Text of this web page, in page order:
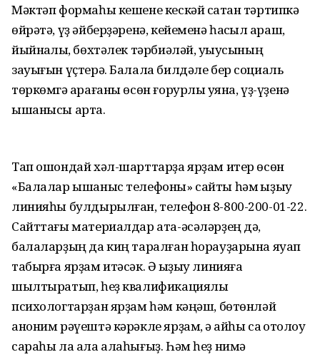
Мәктәп формаһы кешене кескәй саҡтан тәртипкә
өйрәтә, үҙ әйберҙәренә, кейеменә һаҡсыл ҡараш,
йыйнаҡлыҡ, бөхтәлек тәрбиәләй, уҡыусының
зауығын үҫтерә. Балала билдәле бер социаль
төркөмгә ҡарағаны өсөн ғорурлыҡ уяна, үҙ-үҙенә
ышанысы арта.
Тап ошондай хәл-шарттарҙа ярҙам итер өсөн
«Балалар ышаныс телефоны» сайты һәм ҡыҙыу
линияһы булдырылған, телефон 8-800-200-01-22.
Сайттағы материалдар ата-әсәләрҙең дә,
балаларҙың да киң таралған һорауҙарына яуап
табырға ярҙам итәсәк. Ә ҡыҙыу линияға
шылтыратып, һеҙ квалификациялы
психологтарҙан ярҙам һәм кәңәш, бөтөнләй
аноним рәүештә кәрәкле ярҙам, ә ҡайһы саҡ ҡотолоу
сараһы ла ала алаһығыҙ. Һәм һеҙ нимә